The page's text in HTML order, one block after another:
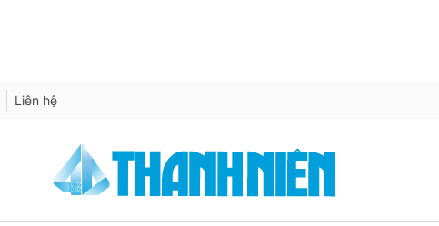
Liên hệ